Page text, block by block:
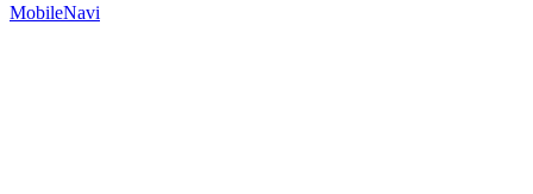
MobileNavi